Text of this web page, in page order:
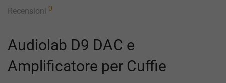
Recensioni 0
Audiolab D9 DAC e
Amplificatore per Cuffie